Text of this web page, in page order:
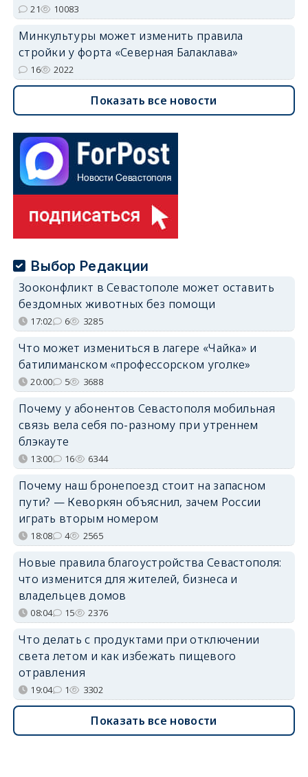
21 10083
Минкультуры может изменить правила
стройки у форта «Северная Балаклава»
16 2022
Показать все новости
Выбор Редакции
Зооконфликт в Севастополе может оставить
бездомных животных без помощи
17:02 6 3285
Что может измениться в лагере «Чайка» и
батилиманском «профессорском уголке»
20:00 5 3688
Почему у абонентов Севастополя мобильная
связь вела себя по-разному при утреннем
блэкауте
13:00 16 6344
Почему наш бронепоезд стоит на запасном
пути? — Кеворкян объяснил, зачем России
играть вторым номером
18:08 4 2565
Новые правила благоустройства Севастополя:
что изменится для жителей, бизнеса и
владельцев домов
08:04 15 2376
Что делать с продуктами при отключении
света летом и как избежать пищевого
отравления
19:04 1 3302
Показать все новости